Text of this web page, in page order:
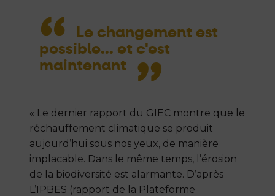
Le changement est
possible... et c'est
maintenant
« Le dernier rapport du GIEC montre que le
réchauffement climatique se produit
aujourd’hui sous nos yeux, de manière
implacable. Dans le même temps, l’érosion
de la biodiversité est alarmante. D’après
L’IPBES (rapport de la Plateforme